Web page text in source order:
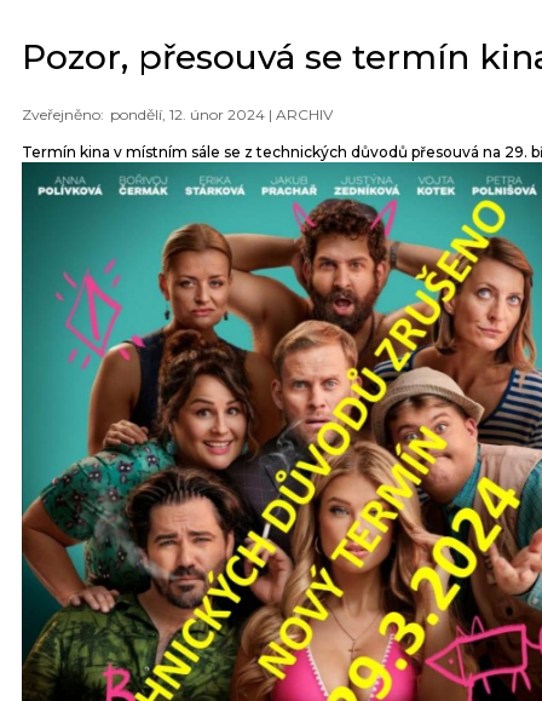
Pozor, přesouvá se termín
pondělí, 12. únor 2024 | ARCHIV
Termín kina v místním sále se z technických důvodů přesouvá na 29.